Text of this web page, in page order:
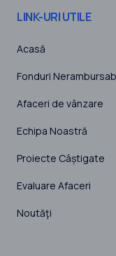
LINK-URI UTILE
Acasă
Fonduri
Afaceri de vânzare
Echipa Noastră
Proiecte Câștigate
Evaluare Afaceri
Noutăţi